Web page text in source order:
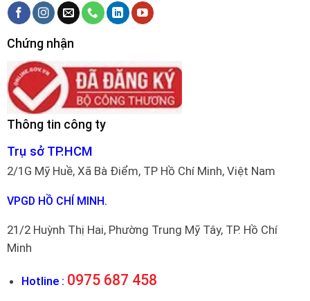
Chứng nhận
Thông tin công ty
Trụ sở TP.HCM
2/1G Mỹ Huề, Xã Bà Điểm, TP Hồ Chí Minh, Việt Nam
VPGD HỒ CHÍ MINH.
21/2 Huỳnh Thị Hai, Phường Trung Mỹ Tây, TP. Hồ Chí
Minh
Hotline : 0975 687 458